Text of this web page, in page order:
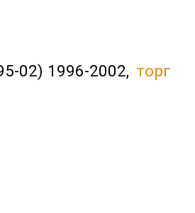
02) 1996-2002, торг